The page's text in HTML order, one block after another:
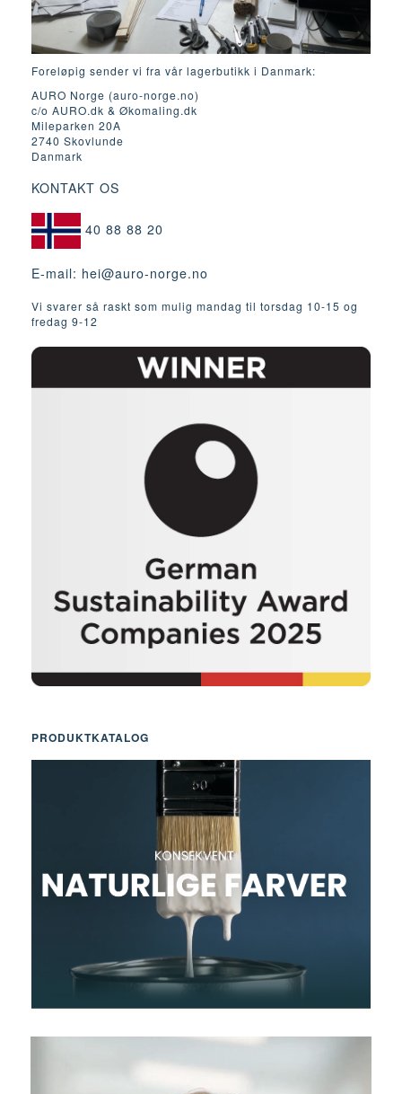
Foreløpig sender vi fra vår lagerbutikk i Danmark:
AURO Norge (auro-norge.no)
c/o AURO.dk & Økomaling.dk
Mileparken 20A
2740 Skovlunde
Danmark
KONTAKT OS
40 88 88 20
E-mail: hei@auro-norge.no
Vi svarer så raskt som mulig mandag til torsdag 10-15 og
fredag ​​9-12
PRODUKTKATALOG